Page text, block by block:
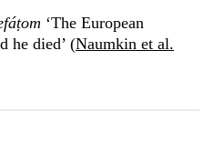
‘The European
he died’ (Naumkin et al.